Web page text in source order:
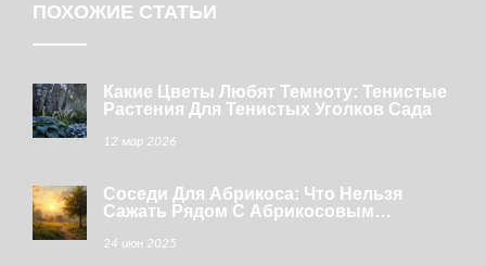
ПОХОЖИЕ СТАТЬИ
Какие Цветы Любят Темноту: Тенистые
Растения Для Тенистых Уголков Сада
12 мар 2026
Соседи Для Абрикоса: Что Нельзя
Сажать Рядом С Абрикосовым
24 июн 2025